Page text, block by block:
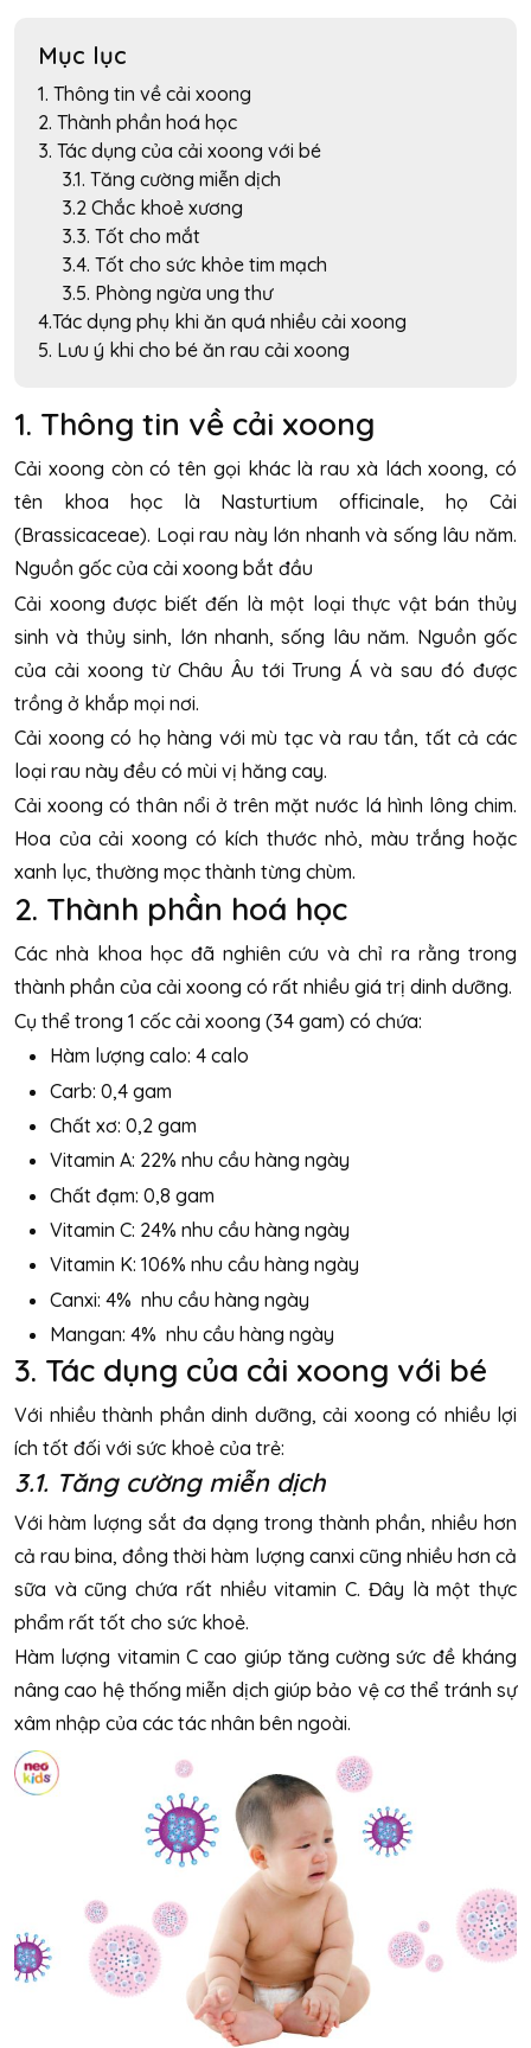
Mục lục
1. Thông tin về cải xoong
2. Thành phần hoá học
3. Tác dụng của cải xoong với bé
3.1. Tăng cường miễn dịch
3.2 Chắc khoẻ xương
3.3. Tốt cho mắt
3.4. Tốt cho sức khỏe tim mạch
3.5. Phòng ngừa ung thư
4.Tác dụng phụ khi ăn quá nhiều cải xoong
5. Lưu ý khi cho bé ăn rau cải xoong
1. Thông tin về cải xoong
Cải xoong còn có tên gọi khác là rau xà lách xoong, có
tên khoa học là Nasturtium officinale, họ Cải
(Brassicaceae). Loại rau này lớn nhanh và sống lâu năm.
Nguồn gốc của cải xoong bắt đầu
Cải xoong được biết đến là một loại thực vật bán thủy
sinh và thủy sinh, lớn nhanh, sống lâu năm. Nguồn gốc
của cải xoong từ Châu Âu tới Trung Á và sau đó được
trồng ở khắp mọi nơi.
Cải xoong có họ hàng với mù tạc và rau tần, tất cả các
loại rau này đều có mùi vị hăng cay.
Cải xoong có thân nổi ở trên mặt nước lá hình lông chim.
Hoa của cải xoong có kích thước nhỏ, màu trắng hoặc
xanh lục, thường mọc thành từng chùm.
2. Thành phần hoá học
Các nhà khoa học đã nghiên cứu và chỉ ra rằng trong
thành phần của cải xoong có rất nhiều giá trị dinh dưỡng.
Cụ thể trong 1 cốc cải xoong (34 gam) có chứa:
Hàm lượng calo: 4 calo
Carb: 0,4 gam
Chất xơ: 0,2 gam
Vitamin A: 22% nhu cầu hàng ngày
Chất đạm: 0,8 gam
Vitamin C: 24% nhu cầu hàng ngày
Vitamin K: 106% nhu cầu hàng ngày
Canxi: 4% nhu cầu hàng ngày
Mangan: 4% nhu cầu hàng ngày
3. Tác dụng của cải xoong với bé
Với nhiều thành phần dinh dưỡng, cải xoong có nhiều lợi
ích tốt đối với sức khoẻ của trẻ:
3.1. Tăng cường miễn dịch
Với hàm lượng sắt đa dạng trong thành phần, nhiều hơn
cả rau bina, đồng thời hàm lượng canxi cũng nhiều hơn cả
sữa và cũng chứa rất nhiều vitamin C. Đây là một thực
phẩm rất tốt cho sức khoẻ.
Hàm lượng vitamin C cao giúp tăng cường sức đề kháng
nâng cao hệ thống miễn dịch giúp bảo vệ cơ thể tránh sự
xâm nhập của các tác nhân bên ngoài.